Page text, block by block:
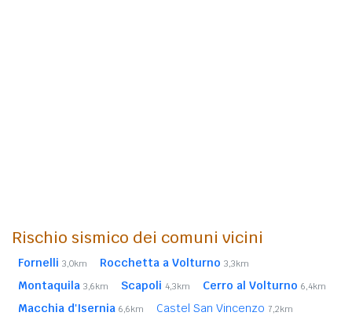
Rischio sismico dei comuni vicini
Fornelli 3,0km Rocchetta a Volturno 3,3km
Montaquila 3,6km Scapoli 4,3km Cerro al Volturno 6,4km
Macchia d'Isernia 6,6km Castel San Vincenzo 7,2km